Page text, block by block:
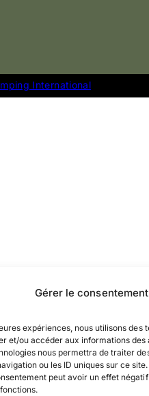
Gérer le consentement
expériences, nous utilisons des
et/ou accéder aux informations des
nous permettra de traiter
ou les ID uniques sur ce
peut avoir un effet
International